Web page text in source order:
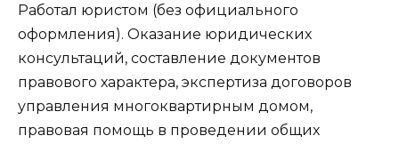
Работал юристом (без официального
оформления). Оказание юридических
консультаций, составление документов
правового характера, экспертиза договоров
управления многоквартирным домом,
правовая помощь в проведении общих